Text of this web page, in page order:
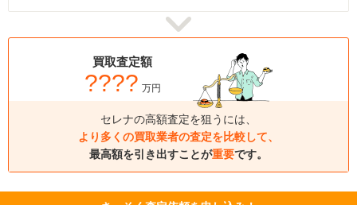
買取査定額
???? 万円
セレナの高額査定を狙うには、
より多くの買取業者の査定を比較して、
最高額を引き出すことが重要です。